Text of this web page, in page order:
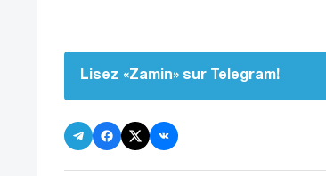
Lisez «Zamin» sur Telegram!